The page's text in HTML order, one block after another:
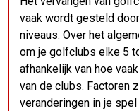
vaak wordt gesteld
niveaus. Over het
om je golfclubs elke 5
afhankelijk van hoe
van de clubs. Factoren
veranderingen in je